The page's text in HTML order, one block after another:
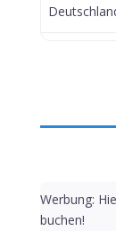
Werbung:
buchen!